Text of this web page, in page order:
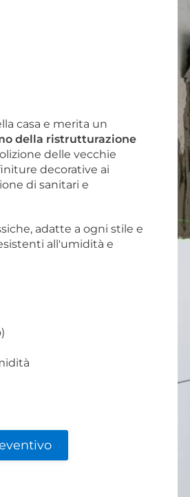
casa e merita un
della ristrutturazione
delle vecchie
decorative ai
di sanitari e
adatte a ogni stile e
all'umidità e